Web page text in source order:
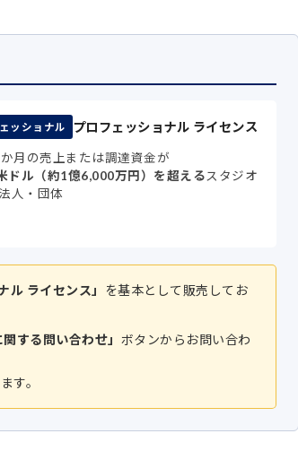
ッショナル プロフェッショナル ライセンス
月の売上または調達資金が
ドル（約1億6,000万円）を超えるスタジオ
人・団体
ル ライセンス」
を基本として販売してお
関する問い合わせ」 ボタンからお問い合わ
す。